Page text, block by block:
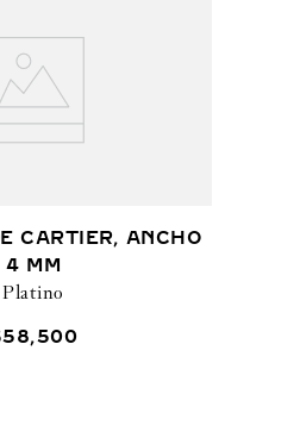
CARTIER, ANCHO
4 MM
Platino
58,500